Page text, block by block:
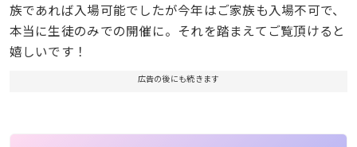
族であれば入場可能でしたが今年はご家族も入場不可で、
本当に生徒のみでの開催に。それを踏まえてご覧頂けると
嬉しいです！
広告の後にも続きます